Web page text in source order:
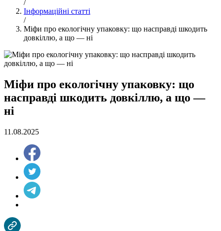
/
Інформаційні статті
/
Міфи про екологічну упаковку: що насправді шкодить
довкіллю, а що — ні
Міфи про екологічну упаковку: що
насправді шкодить довкіллю, а що —
ні
11.08.2025